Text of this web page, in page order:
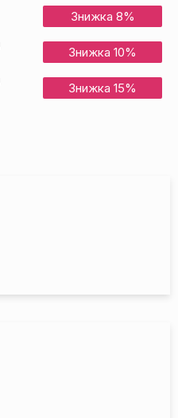
Знижка 8%
Знижка 10%
Знижка 15%